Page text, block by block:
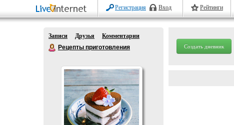
Регистрация Вход Рейтинги
Записи Друзья
Комментарии
Рецепты приготовления
Создать дневник